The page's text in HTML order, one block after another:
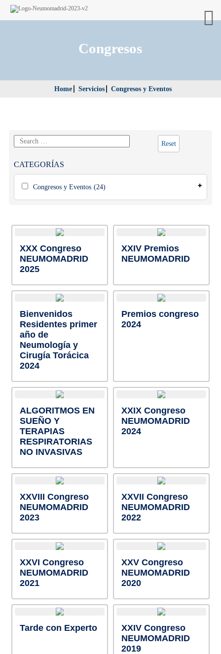
Congresos
Home Servicios Congresos y Eventos
Reset
CATEGORÍAS
Congresos y Eventos (24)
Congresos (19)
XXX Congreso
NEUMOMADRID
2025
XXIV Premios
NEUMOMADRID
Bienvenidos
Residentes primer
año de
Neumología y
Cirugía Torácica
2024
Premios congreso
2024
ALGORITMOS EN
SUEÑO Y
TERAPIAS
RESPIRATORIAS
NO INVASIVAS
XXIX Congreso
NEUMOMADRID
2024
XXVIII Congreso
NEUMOMADRID
2023
XXVII Congreso
NEUMOMADRID
2022
XXVI Congreso
NEUMOMADRID
2021
XXV Congreso
NEUMOMADRID
2020
Tarde con Experto
XXIV Congreso
NEUMOMADRID
2019